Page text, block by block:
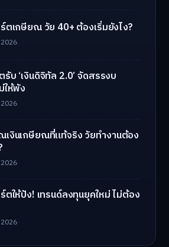
เกษียณ วัย 40+ ต้องเริ่มยังไง?
บ ‘เงินดิจิทัล 2.0’ จัดสรรงบ
ให้พัง
งินเกษียณที่แท้จริง วัยทำงานต้อง
ให้ปัง! เทรนด์ลงทุนยุคใหม่ ไม่ต้อง